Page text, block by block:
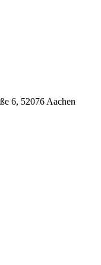
6, 52076 Aachen